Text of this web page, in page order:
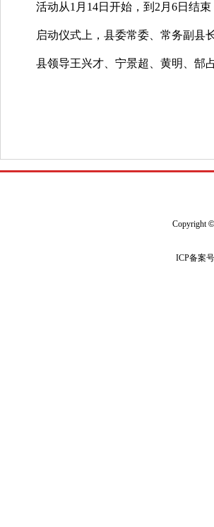
活动从1月14日开始，到2月6日结
启动仪式上，县委常委、常务副县
县领导王兴才、宁景超、黄明、郜
Copyright©
ICP备案